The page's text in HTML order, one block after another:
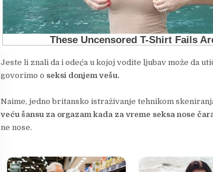
Jeste li znali da i odeća u kojoj vodite ljubav može da
govorimo o seksi donjem vešu.
Naime, jedno britansko istraživanje tehnikom
veću šansu za orgazam kada za vreme seksa nose
ne nose.